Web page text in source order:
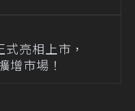
亮相上市，
增市場！